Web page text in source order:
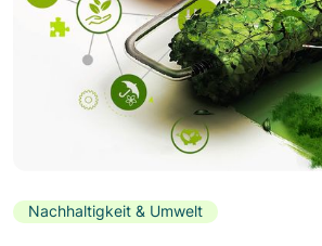
Nachhaltigkeit & Umwelt